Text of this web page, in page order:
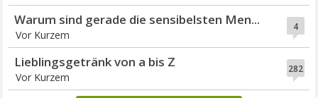
4
Warum sind gerade die sensibelsten Men...
Vor Kurzem
282
Lieblingsgetränk von a bis Z
Vor Kurzem